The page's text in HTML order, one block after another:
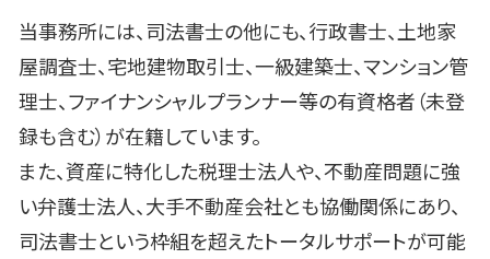
当事務所には、司法書士の他にも、行政書士、土地家
屋調査士、宅地建物取引士、一級建築士、マンション管
理士、ファイナンシャルプランナー等の有資格者（未登
録も含む）が在籍しています。
また、資産に特化した税理士法人や、不動産問題に強
い弁護士法人、大手不動産会社とも協働関係にあり、
司法書士という枠組を超えたトータルサポートが可能